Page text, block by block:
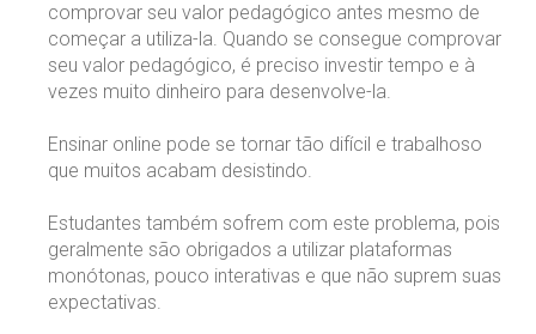
comprovar seu valor pedagógico antes mesmo de
começar a utiliza-la. Quando se consegue comprovar
seu valor pedagógico, é preciso investir tempo e à
vezes muito dinheiro para desenvolve-la.
Ensinar online pode se tornar tão difícil e trabalhoso
que muitos acabam desistindo.
Estudantes também sofrem com este problema, pois
geralmente são obrigados a utilizar plataformas
monótonas, pouco interativas e que não suprem suas
expectativas.